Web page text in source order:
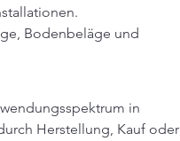
Bodenbeläge und
in
Herstellung, Kauf oder